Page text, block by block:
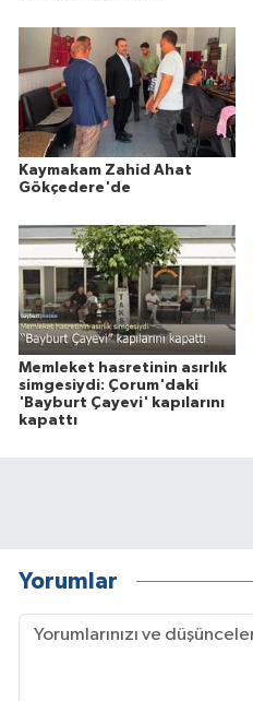
Kaymakam Zahid Ahat
Gökçedere'de
Memleket hasretinin asırlık
simgesiydi: Çorum'daki
'Bayburt Çayevi' kapılarını
kapattı
Yorumlar